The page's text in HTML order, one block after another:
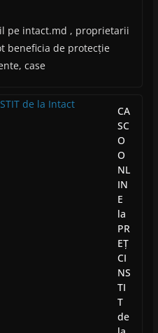
pe intact.md , proprietarii
beneficia de protecție
case
CA
SC
O
O
NL
IN
E
la
PR
EȚ
CI
NS
TI
T
de